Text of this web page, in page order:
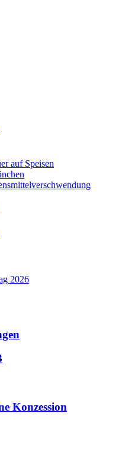
auf Speisen
2026
Konzession